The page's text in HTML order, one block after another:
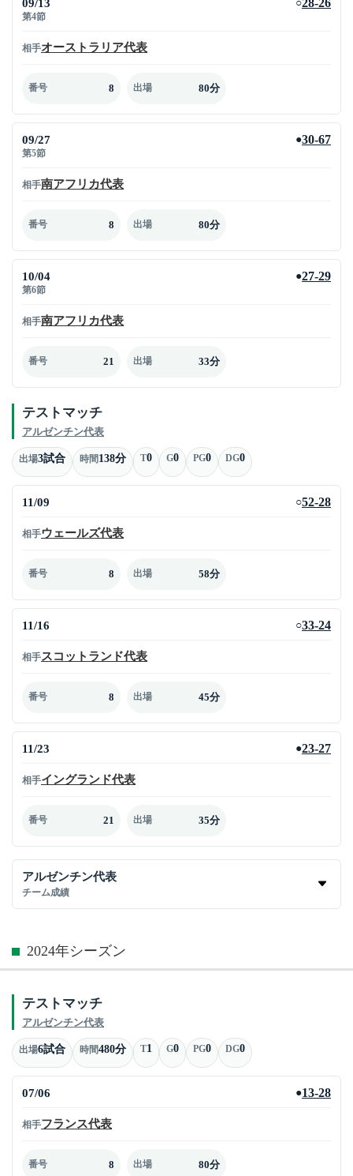
第4節
相手オーストラリア代表
番号 8 出場 80分
09/27
第5節
●30-67
相手南アフリカ代表
番号 8 出場 80分
10/04
第6節
●27-29
相手南アフリカ代表
番号 21 出場 33分
テストマッチ
アルゼンチン代表
出場3試合 時間138分 T0 G0 PG0 DG0
11/09 ○52-28
相手ウェールズ代表
番号 8 出場 58分
11/16 ○33-24
相手スコットランド代表
番号 8 出場 45分
11/23 ●23-27
相手イングランド代表
番号 21 出場 35分
アルゼンチン代表
チーム成績
2024年シーズン
テストマッチ
アルゼンチン代表
出場6試合 時間480分 T1 G0 PG0 DG0
07/06 ●13-28
相手フランス代表
番号 8 出場 80分